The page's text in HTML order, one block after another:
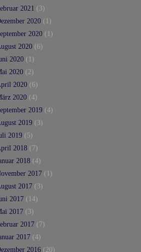
2021 (3)
2020 (1)
2020 (1)
2020 (6)
2020 (1)
2020 (2)
2020 (6)
2020 (4)
2019 (4)
2019 (3)
2019 (5)
2018 (7)
2018 (4)
2017 (1)
2017 (3)
2017 (14)
2017 (3)
2017 (7)
2017 (4)
2016 (20)